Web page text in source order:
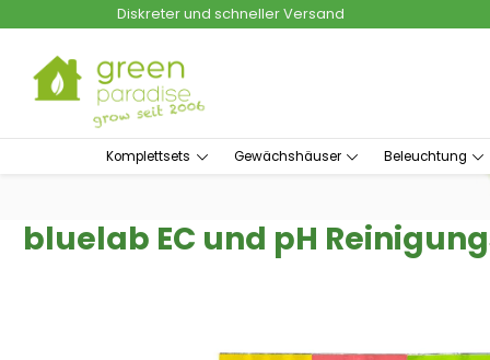
Hauptinhalt springen
Zur Suche springenDiskreter und schneller Versand
Komplettsets Gewächshäuser Beleuchtung
bluelab EC und pH